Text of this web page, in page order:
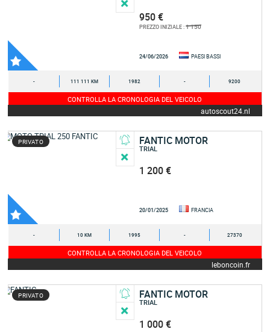
950 €
PREZZO INIZIALE :1 150
24/06/2026 PAESI BASSI
- 111 111 KM 1982 - 9200
CONTROLLA LA CRONOLOGIA DEL VEICOLO
autoscout24.nl
PRIVATO FANTIC MOTOR
TRIAL
1 200 €
20/01/2025 FRANCIA
- 10 KM 1995 - 27370
CONTROLLA LA CRONOLOGIA DEL VEICOLO
leboncoin.fr
PRIVATO FANTIC MOTOR
TRIAL
1 000 €